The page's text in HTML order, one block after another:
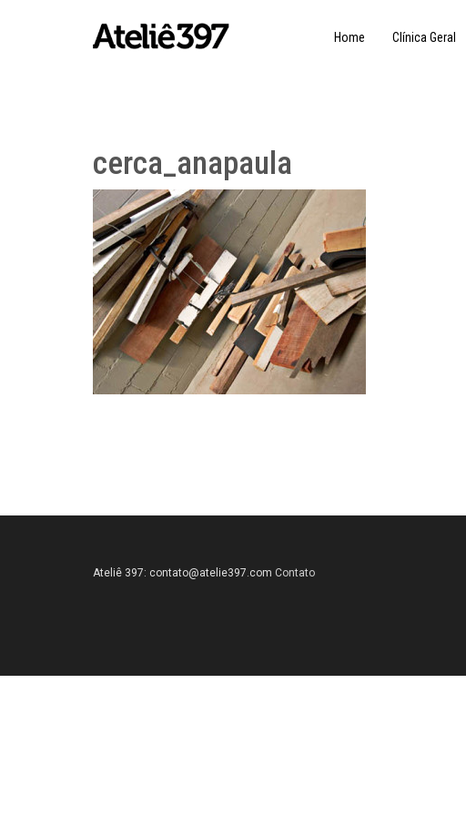
Home Clínica Geral
cerca_anapaula
Ateliê 397: contato@atelie397.com Contato